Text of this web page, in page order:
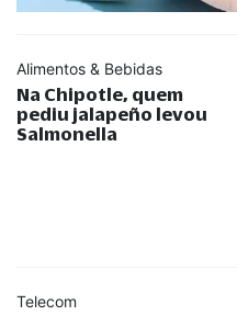
Alimentos & Bebidas
Na Chipotle, quem
pediu jalapeño levou
Salmonella
Telecom